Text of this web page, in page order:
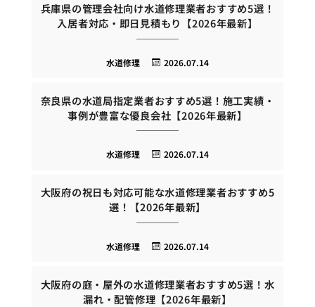
兵庫県の管理会社向け水道修理業者おすすめ5選！
入居者対応・即日見積もり【2026年最新】
2026.07.14
水道修理
奈良県の水道局指定業者おすすめ5選！施工実績・
事例が豊富な優良会社【2026年最新】
2026.07.14
水道修理
大阪府の祝日も対応可能な水道修理業者おすすめ5
選！【2026年最新】
2026.07.14
水道修理
大阪府の庭・屋外の水道修理業者おすすめ5選！水
漏れ・配管修理【2026年最新】